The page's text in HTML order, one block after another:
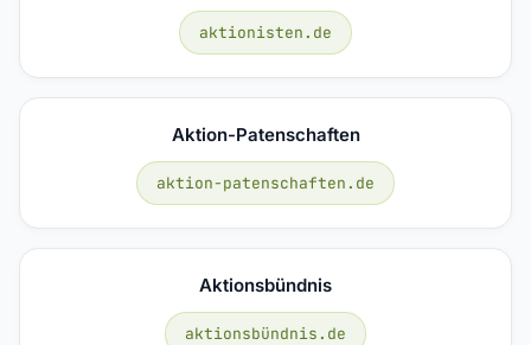
aktionisten.de
Aktion-Patenschaften
aktion-patenschaften.de
Aktionsbündnis
aktionsbündnis.de